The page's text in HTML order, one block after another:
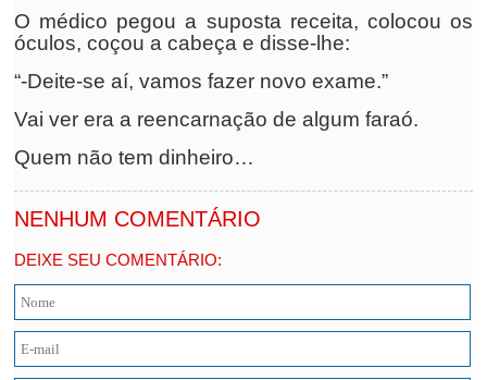
O médico pegou a suposta receita, colocou os
óculos, coçou a cabeça e disse-lhe:
“-Deite-se aí, vamos fazer novo exame.”
Vai ver era a reencarnação de algum faraó.
Quem não tem dinheiro…
NENHUM COMENTÁRIO
DEIXE SEU COMENTÁRIO: